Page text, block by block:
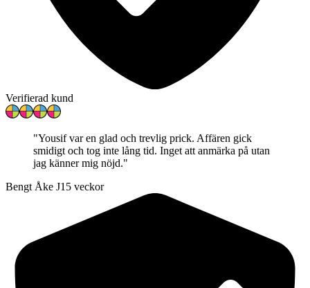
Verifierad kund
"Yousif var en glad och trevlig prick. Affären gick
smidigt och tog inte lång tid. Inget att anmärka på utan
jag känner mig nöjd."
Bengt Åke J15 veckor